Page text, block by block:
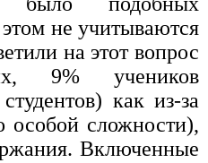
не учитываются
на этот вопрос
9% учеников
как из-за
особой сложности),
Включенные